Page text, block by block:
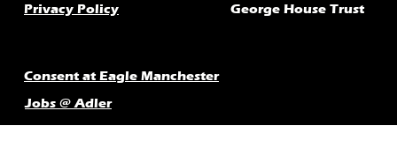
Privacy Policy George House Trust
Consent at Eagle Manchester
Jobs @ Adler